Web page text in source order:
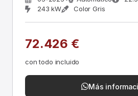
243 kW
Color Gris
72.426 €
con todo incluido
Más